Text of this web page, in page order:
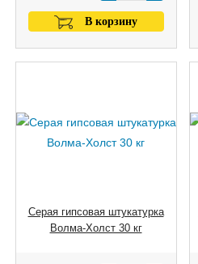
В корзину
Серая гипсовая штукатурка
Волма-Холст 30 кг